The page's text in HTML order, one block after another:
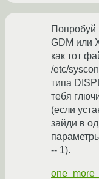
Попробуй
GDM или
как тот
/etc/
типа
тебя
(если
зайди в
-- 1).